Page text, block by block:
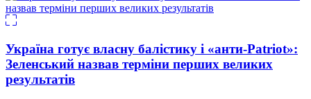
Україна готує власну балістику і «анти-Pаtriot»:
Зеленський назвав терміни перших великих
результатів